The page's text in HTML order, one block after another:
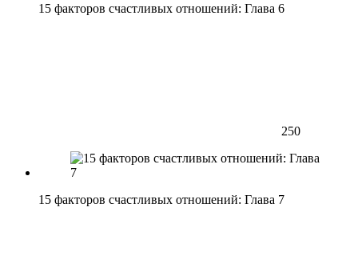
15 факторов счастливых отношений: Глава 6
250
15 факторов счастливых отношений: Глава 7